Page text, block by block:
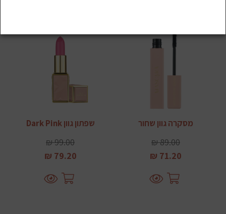
מסקרה גוון שחור
89.00 ₪
71.20 ₪
שפתון גוון Dark Pink
99.00 ₪
79.20 ₪